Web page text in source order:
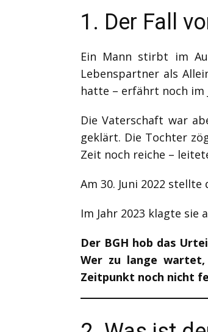
1. Der Fall
Ein Mann stirbt im
Lebenspartner als
hatte – erfährt noch im
Die Vaterschaft war
geklärt. Die Tochter
Zeit noch reiche –
Am 30. Juni 2022
Im Jahr 2023 klagte
Der BGH hob das
Wer zu lange wartet,
Zeitpunkt noch nicht